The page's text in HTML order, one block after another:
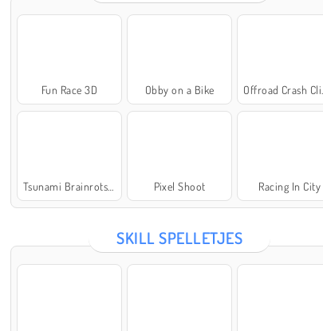
Fun Race 3D Obby on a Bike
Pixel Shoot Racing In City
SKILL SPELLETJES